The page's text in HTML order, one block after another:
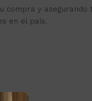
compra y asegurando
en el país.